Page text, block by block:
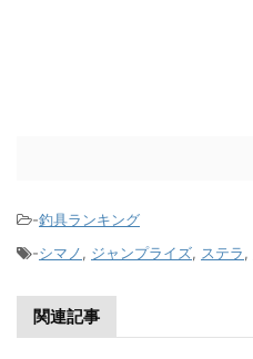
-釣具ランキング
-シマノ, ジャンプライズ, ステラ,
関連記事